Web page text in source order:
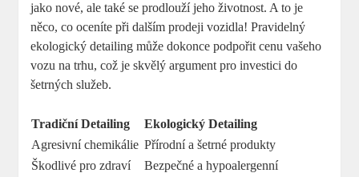
jako nové, ale také se prodlouží jeho životnost. A to je
něco, co oceníte při dalším prodeji vozidla! Pravidelný
ekologický detailing může dokonce podpořit cenu vašeho
vozu na trhu, což je skvělý argument pro investici do
šetrných služeb.
Tradiční Detailing
Ekologický Detailing
Agresivní chemikálie Přírodní a šetrné produkty
Škodlivé pro zdraví
Bezpečné a hypoalergenní